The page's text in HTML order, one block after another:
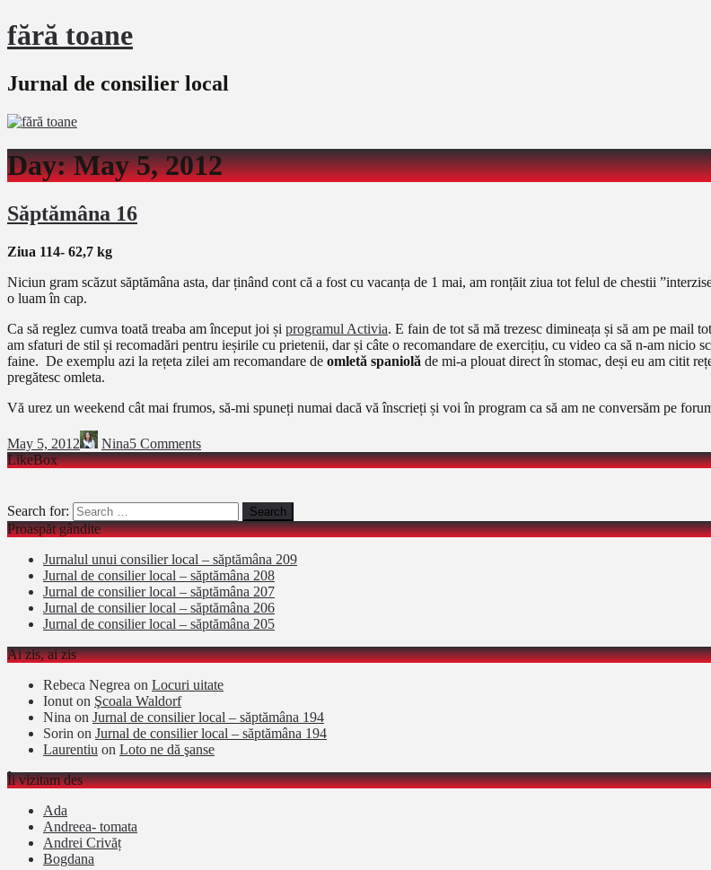
fără toane
Jurnal de consilier local
Day:May 5, 2012
Săptămâna 16
Ziua 114- 62,7 kg
Niciun gram scăzut săptămâna asta, dar ținând cont că a fost cu vacanța de 1 mai, am ronțăit ziua tot felul de chestii
o luam în cap.
Ca să reglez cumva toată treaba am început joi și programul Activia. E fain de tot să mă trezesc dimineața și să am pe mail
am sfaturi de stil și recomadări pentru ieșirile cu prietenii, dar și câte o recomandare de exercițiu, cu video ca să n-am
faine. De exemplu azi la rețeta zilei am recomandare de omletă spaniolă de mi-a plouat direct în stomac, deși eu am citit
pregătesc omleta.
Vă urez un weekend cât mai frumos, să-mi spuneți numai dacă vă înscrieți și voi în program ca să am ne conversăm pe
May 5, 2012 Nina5 Comments
LikeBox
Search for:
Proaspăt gândite
Jurnalul unui consilier local – săptămâna 209
Jurnal de consilier local – săptămâna 208
Jurnal de consilier local – săptămâna 207
Jurnal de consilier local – săptămâna 206
Jurnal de consilier local – săptămâna 205
Ai zis, ai zis
Rebeca Negrea on Locuri uitate
Ionut on Şcoala Waldorf
Nina on Jurnal de consilier local – săptămâna 194
Sorin on Jurnal de consilier local – săptămâna 194
Laurentiu on Loto ne dă şanse
Îi vizitam des
Ada
Andreea- tomata
Andrei Crivăț
Bogdana